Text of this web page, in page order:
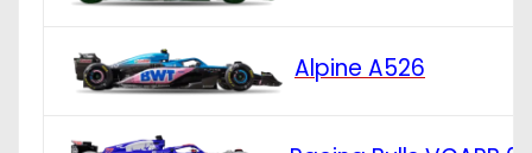
Alpine A526